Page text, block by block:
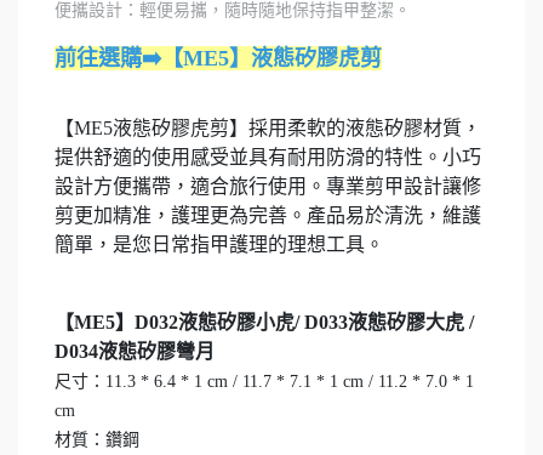
便攜設計：輕便易攜，隨時隨地保持指甲整潔。
前往選購➡️【ME5】液態矽膠虎剪
【ME5液態矽膠虎剪】採用柔軟的液態矽膠材質，
提供舒適的使用感受並具有耐用防滑的特性。小巧
設計方便攜帶，適合旅行使用。專業剪甲設計讓修
剪更加精准，護理更為完善。產品易於清洗，維護
簡單，是您日常指甲護理的理想工具。
【ME5】D032液態矽膠小虎/ D033液態矽膠大虎 /
D034液態矽膠彎月
尺寸：11.3 * 6.4 * 1 cm / 11.7 * 7.1 * 1 cm / 11.2 * 7.0 * 1
cm
材質：鑽鋼